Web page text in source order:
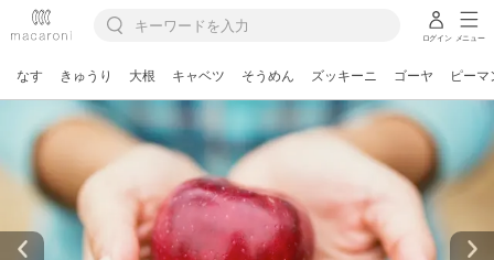
ログイン メニュー
なす きゅうり 大根 キャベツ そうめん ズッキーニ ゴーヤ ピーマ